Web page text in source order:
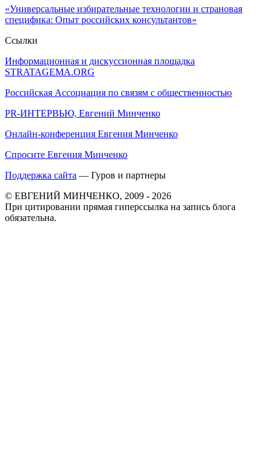
«Универсальные избирательные технологии и страновая
специфика: Опыт российских консультантов»
Ссылки
Информационная и дискуссионная площадка
STRATAGEMA.ORG
Российская Ассоциация по связям с общественностью
PR-ИНТЕРВЬЮ, Евгений Минченко
Онлайн-конференция Евгения Минченко
Спросите Евгения Минченко
Поддержка сайта — Гуров и партнеры
© ЕВГЕНИЙ МИНЧЕНКО, 2009 - 2026
При цитировании прямая гиперссылка на запись блога
обязательна.